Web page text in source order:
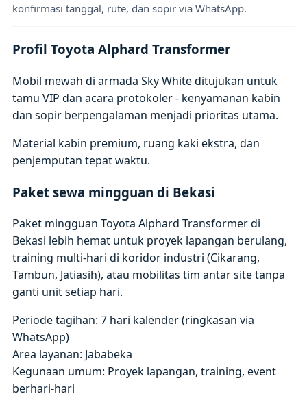
konfirmasi tanggal, rute, dan sopir via WhatsApp.
Profil Toyota Alphard Transformer
Mobil mewah di armada Sky White ditujukan untuk
tamu VIP dan acara protokoler - kenyamanan kabin
dan sopir berpengalaman menjadi prioritas utama.
Material kabin premium, ruang kaki ekstra, dan
penjemputan tepat waktu.
Paket sewa mingguan di Bekasi
Paket mingguan Toyota Alphard Transformer di
Bekasi lebih hemat untuk proyek lapangan berulang,
training multi-hari di koridor industri (Cikarang,
Tambun, Jatiasih), atau mobilitas tim antar site tanpa
ganti unit setiap hari.
Periode tagihan: 7 hari kalender (ringkasan via
WhatsApp)
Area layanan: Jababeka
Kegunaan umum: Proyek lapangan, training, event
berhari-hari